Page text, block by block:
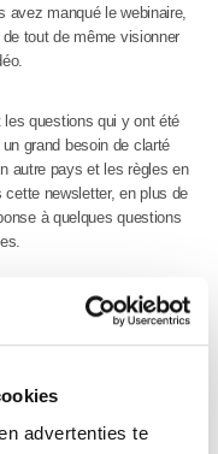
advertenties te
avez manqué le webinaire,
tout de même visionner
les questions qui y ont été
grand besoin de clarté
autre pays et les règles en
cette newsletter, en plus de
à quelques questions
inscrivez-vous ci-